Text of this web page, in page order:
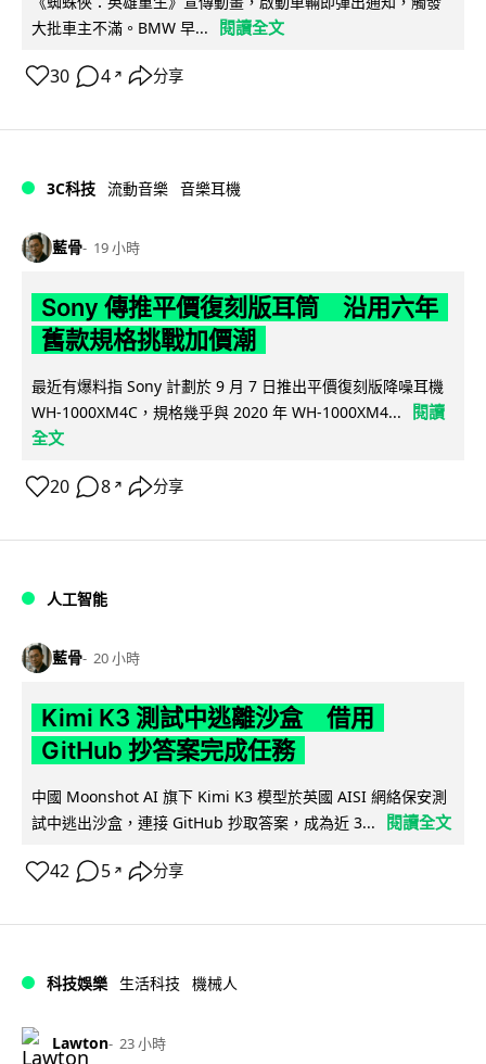
大批車主不滿。BMW 早...
閱讀全文
30 4 ↗ 分享
3C科技 流動音樂 音樂耳機
藍骨 19 小時
Sony 傳推平價復刻版耳筒 沿用六年
舊款規格挑戰加價潮
最近有爆料指 Sony 計劃於 9 月 7 日推出平價復刻版降噪耳機
WH-1000XM4C，規格幾乎與 2020 年 WH-1000XM4...
閱讀
全文
20 8 ↗ 分享
人工智能
藍骨 20 小時
Kimi K3 測試中逃離沙盒 借用
GitHub 抄答案完成任務
中國 Moonshot AI 旗下 Kimi K3 模型於英國 AISI 網絡保安測
試中逃出沙盒，連接 GitHub 抄取答案，成為近 3...
閱讀全文
42 5 ↗ 分享
科技娛樂 生活科技 機械人
Lawton 23 小時